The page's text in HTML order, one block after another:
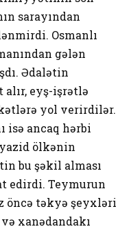
sarayından
Osmanlı
gələn
Ədalətin
alır, eyş-işrətlə
yol verirdilər.
isə ancaq hərbi
ölkənin
bu şəkil alması
edirdi. Teymurun
öncə təkyə şeyxləri
xanədandakı